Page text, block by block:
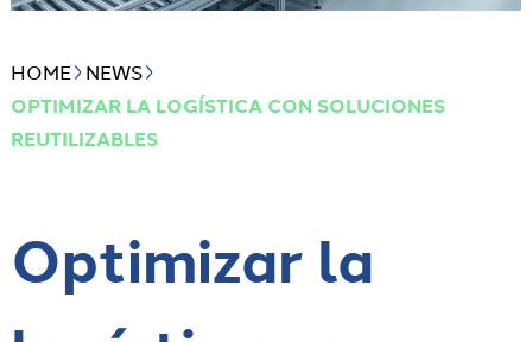
HOME NEWS
OPTIMIZAR LA LOGÍSTICA CON SOLUCIONES
REUTILIZABLES
Optimizar la